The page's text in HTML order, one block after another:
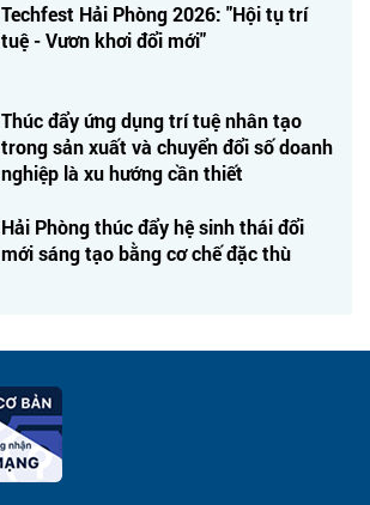
Techfest Hải Phòng 2026: "Hội tụ trí
tuệ - Vươn khơi đổi mới"
Thúc đẩy ứng dụng trí tuệ nhân tạo
trong sản xuất và chuyển đổi số doanh
nghiệp là xu hướng cần thiết
Hải Phòng thúc đẩy hệ sinh thái đổi
mới sáng tạo bằng cơ chế đặc thù